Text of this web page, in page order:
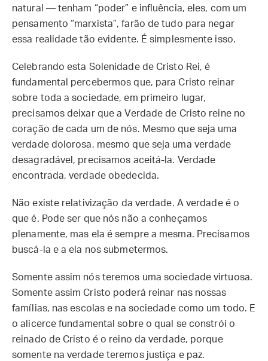
natural — tenham “poder” e influência, eles, com um
pensamento “marxista”, farão de tudo para negar
essa realidade tão evidente. É simplesmente isso.
Celebrando esta Solenidade de Cristo Rei, é
fundamental percebermos que, para Cristo reinar
sobre toda a sociedade, em primeiro lugar,
precisamos deixar que a Verdade de Cristo reine no
coração de cada um de nós. Mesmo que seja uma
verdade dolorosa, mesmo que seja uma verdade
desagradável, precisamos aceitá-la. Verdade
encontrada, verdade obedecida.
Não existe relativização da verdade. A verdade é o
que é. Pode ser que nós não a conheçamos
plenamente, mas ela é sempre a mesma. Precisamos
buscá-la e a ela nos submetermos.
Somente assim nós teremos uma sociedade virtuosa.
Somente assim Cristo poderá reinar nas nossas
famílias, nas escolas e na sociedade como um todo. E
o alicerce fundamental sobre o qual se constrói o
reinado de Cristo é o reino da verdade, porque
somente na verdade teremos justiça e paz.